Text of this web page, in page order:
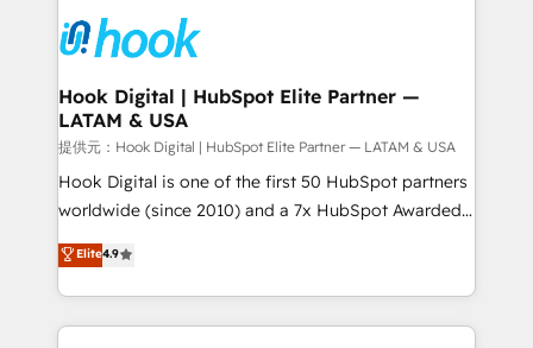
move beyond spreadsheets into unified systems
that drive real business results.
Onboarding - Data Migration & Integrations -
Technical Audit & Optimization Strategic Solutions: -
Revenue Operations - Inbound Marketing -
Outbound Marketing - HubSpot CMS Website
Design & Development We empower our clients to
reach their full potential by providing transparent,
relationship-driven support. With over 300 HubSpot
technical know-how and strategic guidance you
need to succeed.
Hook Digital | HubSpot Elite Partner —
LATAM & USA
提供元：Hook Digital | HubSpot Elite Partner — LATAM & USA
Hook Digital is one of the first 50 HubSpot partners
worldwide (since 2010) and a 7x HubSpot Awarded
Elite Partner. With 500+ projects across the U.S.,
Brazil, and LATAM, we combine global expertise with
regional experience. Today, we are Brazil’s largest
HubSpot Elite Partner—trusted by companies across
Elite4.9